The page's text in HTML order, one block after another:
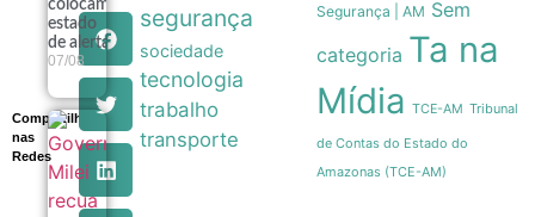
Compartilhe
nas
Redes
colocam
estado
de alerta
07/08
Governo
Milei recua
venda de
terras
segurança
sociedade
tecnologia
trabalho
transporte
Segurança | AM Sem
categoria Ta na
Mídia TCE-AM Tribunal
de Contas do Estado do
Amazonas (TCE-AM)